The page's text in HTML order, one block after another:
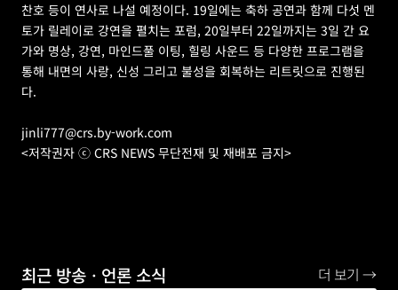
찬호 등이 연사로 나설 예정이다. 19일에는 축하 공연과 함께 다섯 멘
토가 릴레이로 강연을 펼치는 포럼, 20일부터 22일까지는 3일 간 요
가와 명상, 강연, 마인드풀 이팅, 힐링 사운드 등 다양한 프로그램을
통해 내면의 사랑, 신성 그리고 불성을 회복하는 리트릿으로 진행된
다.
jinli777@crs.by-work.com
<저작권자 ⓒ CRS NEWS 무단전재 및 재배포 금지>
최근 방송ㆍ언론 소식 더 보기 →